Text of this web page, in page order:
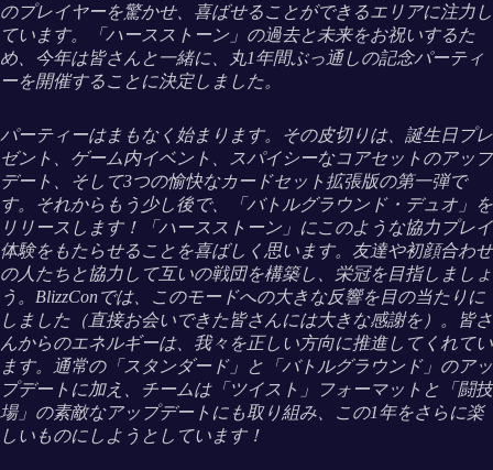
のプレイヤーを驚かせ、喜ばせることができるエリアに注力し
ています。「ハースストーン」の過去と未来をお祝いするた
め、今年は皆さんと一緒に、丸1年間ぶっ通しの記念パーティ
ーを開催することに決定しました。
パーティーはまもなく始まります。その皮切りは、誕生日プレ
ゼント、ゲーム内イベント、スパイシーなコアセットのアップ
デート、そして3つの愉快なカードセット拡張版の第一弾で
す。それからもう少し後で、「バトルグラウンド・デュオ」を
リリースします！「ハースストーン」にこのような協力プレイ
体験をもたらせることを喜ばしく思います。友達や初顔合わせ
の人たちと協力して互いの戦団を構築し、栄冠を目指しましょ
う。BlizzConでは、このモードへの大きな反響を目の当たりに
しました（直接お会いできた皆さんには大きな感謝を）。皆さ
んからのエネルギーは、我々を正しい方向に推進してくれてい
ます。通常の「スタンダード」と「バトルグラウンド」のアッ
プデートに加え、チームは「ツイスト」フォーマットと「闘技
場」の素敵なアップデートにも取り組み、この1年をさらに楽
しいものにしようとしています！